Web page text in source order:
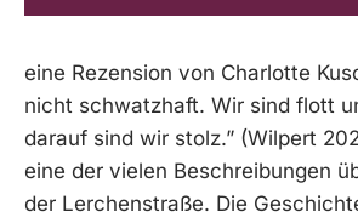
eine Rezension von Charlotte
nicht schwatzhaft. Wir sind flott
darauf sind wir stolz.” (Wilpert
eine der vielen Beschreibungen
der Lerchenstraße. Die